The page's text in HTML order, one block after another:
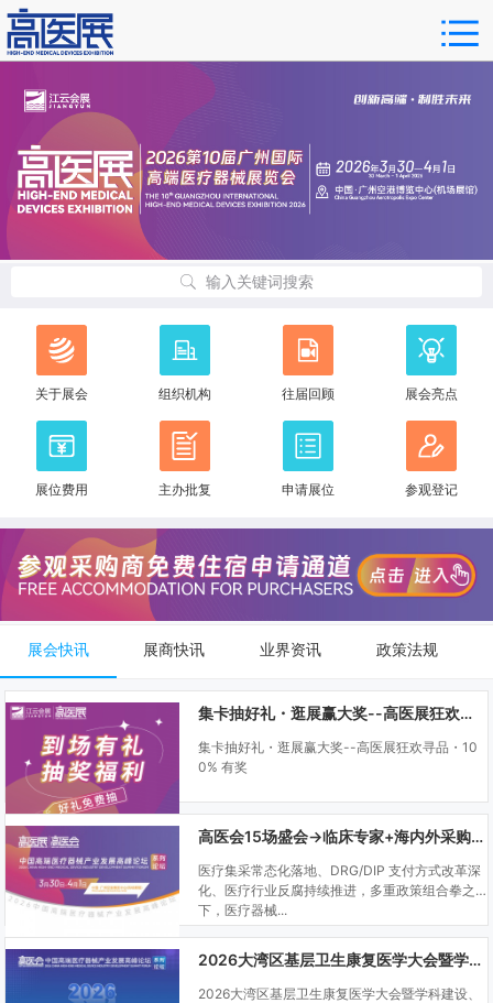
输入关键词搜索
关于展会 组织机构 往届回顾 展会亮点
展位费用 主办批复 申请展位 参观登记
展会快讯 展商快讯 业界资讯 政策法规
集卡抽好礼・逛展赢大奖--高医展狂欢寻品・100% 有奖
集卡抽好礼・逛展赢大奖--高医展狂欢寻品・10
0% 有奖
高医会15场盛会→临床专家+海内外采购商双向对接
医疗集采常态化落地、DRG/DIP 支付方式改革深
化、医疗行业反腐持续推进，多重政策组合拳之
下，医疗器械...
2026大湾区基层卫生康复医学大会暨学科建设、门诊可视化微创技术分享会
2026大湾区基层卫生康复医学大会暨学科建设、